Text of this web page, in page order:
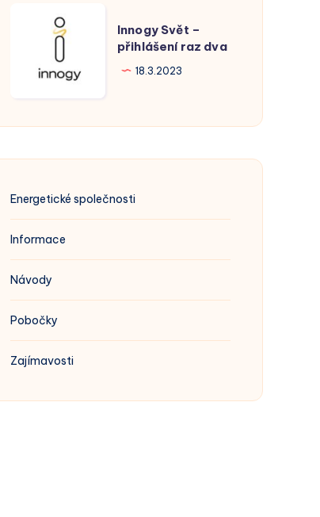
přihlášení
dva
Innogy Svět –
přihlášení raz dva
18.3.2023
Energetické společnosti
Informace
Návody
Pobočky
Zajímavosti